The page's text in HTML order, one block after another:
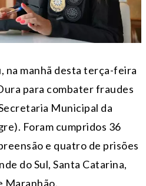
na manhã desta terça-feira
para combater fraudes
Municipal da
Foram cumpridos 36
e quatro de prisões
do Sul, Santa Catarina,
Maranhão.